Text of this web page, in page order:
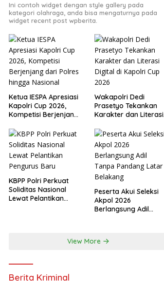
Ini contoh widget dengan style gallery pada
kategori olahraga, anda bisa mengaturnya pada
widget recent post wpberita.
Ketua IESPA Apresiasi
Kapolri Cup 2026,
Kompetisi Berjenjang
Nasional
Wakapolri Dedi
Prasetyo Tekankan
Karakter dan Literasi
2026
KBPP Polri Perkuat
Soliditas Nasional
Lewat Pelantikan
Peserta Akui Seleksi
Akpol 2026
Berlangsung Adil
View More
Berita Kriminal